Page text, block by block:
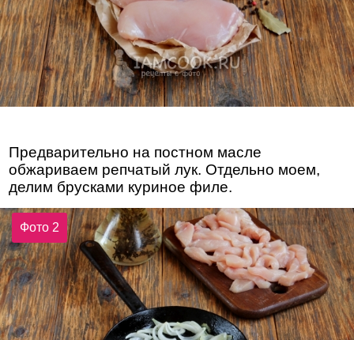
Предварительно на постном масле
обжариваем репчатый лук. Отдельно моем,
делим брусками куриное филе.
Фото 2